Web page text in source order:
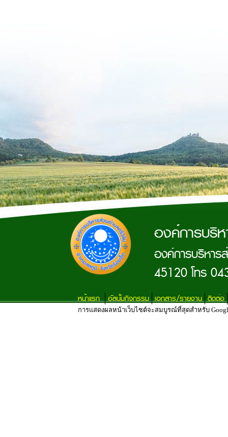
องค์การบริ
องค์การบริหา
45120 โทร
หน้าแรก อัลบั้มกิจกรรม เอกสาร/รายงาน ติดต่อ
การแสดงผลหน้าเว็บไซต์จะสมบูรณ์ที่สุดสำหรับ